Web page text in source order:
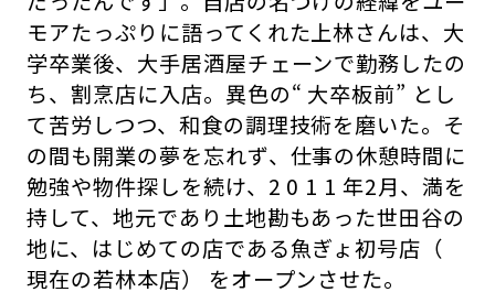
モアたっぷりに語ってくれた上林さんは、大
学卒業後、大手居酒屋チェーンで勤務したの
ち、割烹店に入店。異色の“ 大卒板前” とし
て苦労しつつ、和食の調理技術を磨いた。そ
の間も開業の夢を忘れず、仕事の休憩時間に
勉強や物件探しを続け、2 0 1 1 年2月、満を
持して、地元であり土地勘もあった世田谷の
地に、はじめての店である魚ぎょ初号店（
現在の若林本店） をオープンさせた。